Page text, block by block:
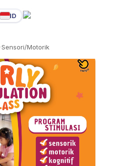
ID
·Sensori/Motorik